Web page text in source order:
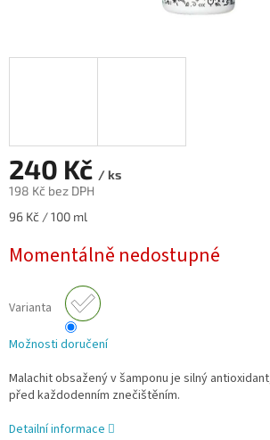
240 Kč / ks
198 Kč bez DPH
Měrná
96 Kč / 100 ml
Momentálně nedostupné
Varianta
Možnosti doručení
Malachit obsažený v šamponu je silný
před každodenním znečištěním.
Detailní informace